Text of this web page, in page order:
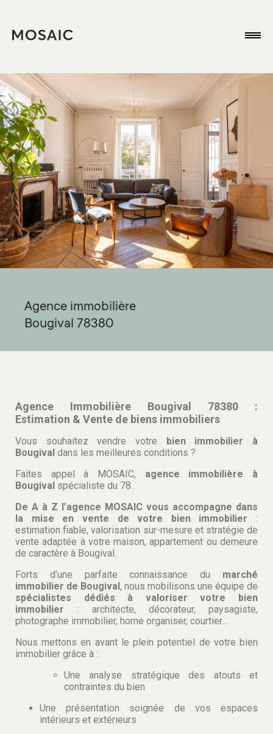
Agence immobilière
Bougival 78380
Agence Immobilière Bougival 78380 :
Estimation & Vente de biens immobiliers
Vous souhaitez vendre votre bien
immobilier à
Bougival dans les meilleures conditions ?
Faites appel à MOSAIC, agence immobilière à
Bougival spécialiste du 78.
De A à Z l’agence MOSAIC vous accompagne dans
la mise en vente de votre bien immobilier :
estimation fiable, valorisation sur-mesure et stratégie de
vente adaptée à votre maison, appartement ou demeure
de caractère à Bougival.
Forts d’une parfaite connaissance du marché
immobilier de Bougival, nous mobilisons une équipe de
spécialistes dédiés à valoriser votre bien
immobilier : architecte, décorateur, paysagiste,
photographe immobilier, home organiser, courtier…
Nous mettons en avant le plein potentiel de votre bien
immobilier grâce à :
Une analyse stratégique des atouts et
contraintes du bien
Une présentation soignée de vos espaces
intérieurs et extérieurs